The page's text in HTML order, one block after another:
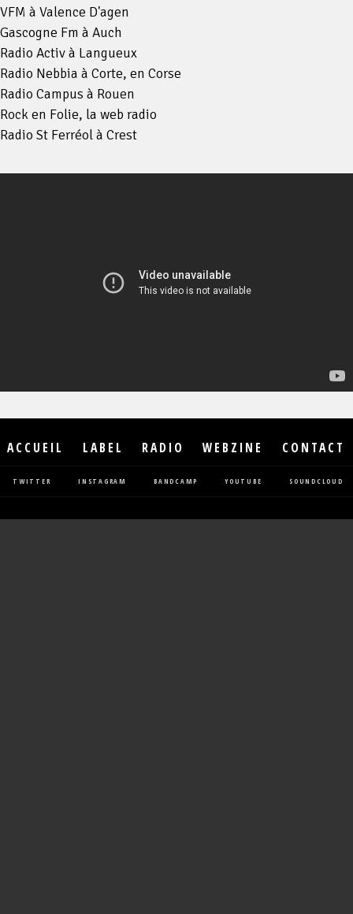
VFM à Valence D'agen
Gascogne Fm à Auch
Radio Activ à Langueux
Radio Nebbia à Corte, en Corse
Radio Campus à Rouen
Rock en Folie, la web radio
Radio St Ferréol à Crest
ACCUEIL LABEL RADIO WEBZINE CONTACT
TWITTER INSTAGRAM BANDCAMP YOUTUBE SOUNDCLOUD